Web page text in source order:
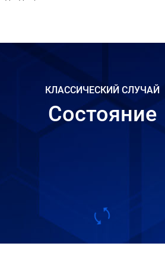
КЛАССИЧЕСКИЙ СЛУЧАЙ
Состояние